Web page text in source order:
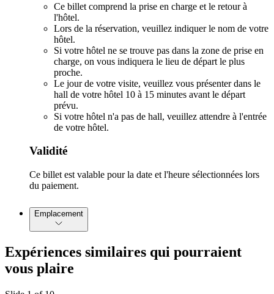
Ce billet comprend la prise en charge et le retour à
l'hôtel.
Lors de la réservation, veuillez indiquer le nom de votre
hôtel.
Si votre hôtel ne se trouve pas dans la zone de prise en
charge, on vous indiquera le lieu de départ le plus
proche.
Le jour de votre visite, veuillez vous présenter dans le
hall de votre hôtel 10 à 15 minutes avant le départ
prévu.
Si votre hôtel n'a pas de hall, veuillez attendre à l'entrée
de votre hôtel.
Validité
Ce billet est valable pour la date et l'heure sélectionnées lors
du paiement.
Emplacement
Expériences similaires qui pourraient
vous plaire